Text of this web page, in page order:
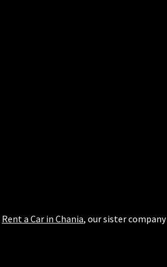
Rent a Car in Chania, our sister company